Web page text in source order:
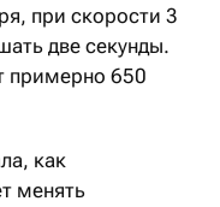
при скорости 3
две секунды.
примерно 650
как
менять